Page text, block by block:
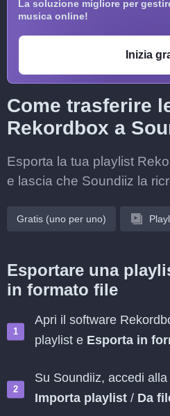
La soluzione migliore per
musica online!
Inizia
Come trasferire
Rekordbox a
Esporta la tua playlist
e lascia che Soundiiz la
Gratis (uno per uno)
Esportare una
in formato file
Apri il software
playlist e Esporta in
Su Soundiiz, accedi
Importa playlist / Da